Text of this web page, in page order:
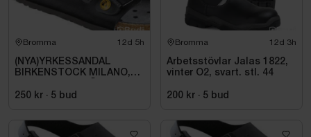
Bromma 12d 5h
(NYA)YRKESSANDAL
BIRKENSTOCK MILANO,
SVART. STL 42
250 kr · 5 bud
Bromma 12d 3h
Arbetsstövlar Jalas 1822,
vinter O2, svart. stl. 44
200 kr · 5 bud